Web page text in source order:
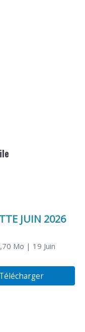
JUIN 2026
Mo | 19 Juin
Télécharger